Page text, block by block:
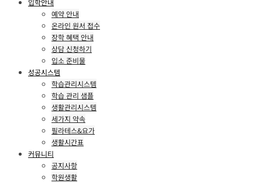
입학안내
예약 안내
온라인 원서 접수
장학 혜택 안내
상담 신청하기
입소 준비물
성공시스템
학습관리시스템
학습 관리 샘플
생활관리시스템
세가지 약속
필라테스&요가
생활시간표
커뮤니티
공지사항
학원생활